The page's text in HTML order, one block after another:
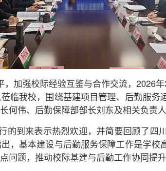
加强校际经验互鉴与合作交流，2026
临我校，围绕基建项目管理、后勤服
伟、后勤保障部部长刘东及相关负责
的到来表示热烈欢迎，并简要回顾了
，基本建设与后勤服务保障工作是学校
题，推动校际基建与后勤工作协同提升